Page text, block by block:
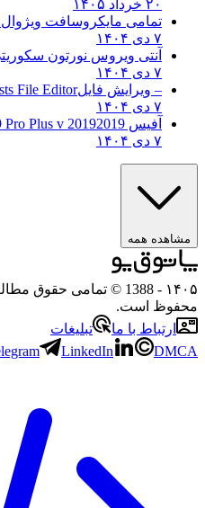
تمامی مایکروسافت ویژوال C
آنتی ویروس نورتون سکوریتی
– ویرایش فایل Hosts File Editor+
آفیس 20192019 Microsoft Office 2019 Pro Plus v
همه
- 1388 © تمامی حقوق
است.
ارتباط با ما
تبلیغات
Telegram
LinkedIn